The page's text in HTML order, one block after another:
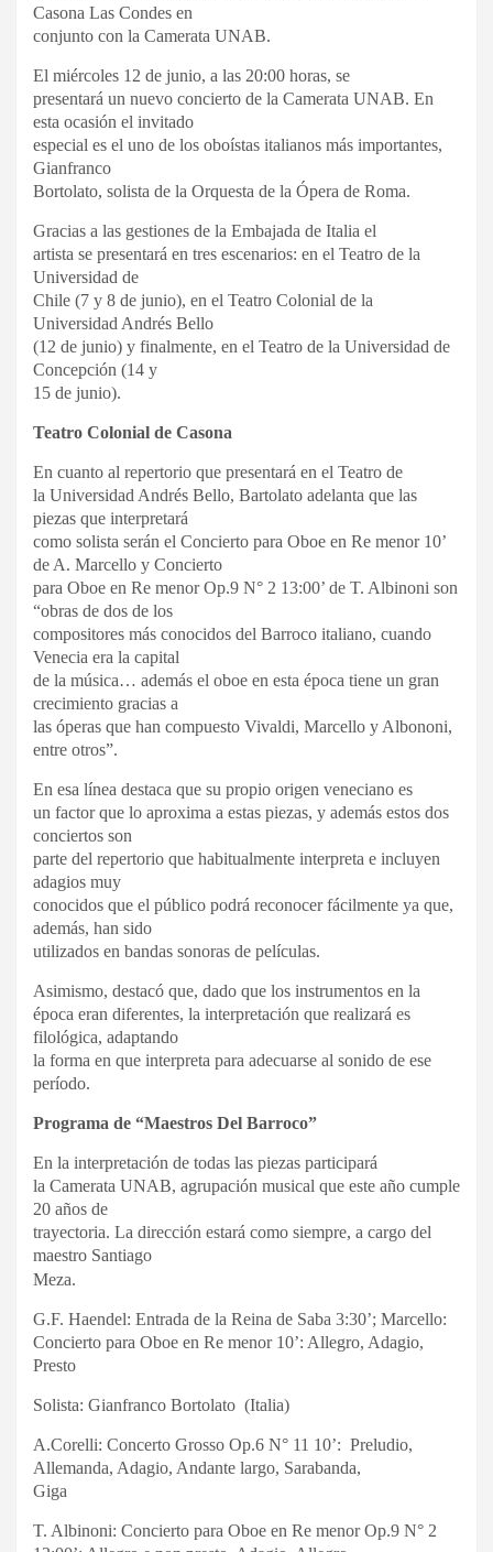
Casona Las Condes en
conjunto con la Camerata UNAB.
El miércoles 12 de junio, a las 20:00 horas, se
presentará un nuevo concierto de la Camerata UNAB. En
esta ocasión el invitado
especial es el uno de los oboístas italianos más importantes,
Gianfranco
Bortolato, solista de la Orquesta de la Ópera de Roma.
Gracias a las gestiones de la Embajada de Italia el
artista se presentará en tres escenarios: en el Teatro de la
Universidad de
Chile (7 y 8 de junio), en el Teatro Colonial de la
Universidad Andrés Bello
(12 de junio) y finalmente, en el Teatro de la Universidad de
Concepción (14 y
15 de junio).
Teatro Colonial de Casona
En cuanto al repertorio que presentará en el Teatro de
la Universidad Andrés Bello, Bartolato adelanta que las
piezas que interpretará
como solista serán el Concierto para Oboe en Re menor 10’
de A. Marcello y Concierto
para Oboe en Re menor Op.9 N° 2 13:00’ de T. Albinoni son
“obras de dos de los
compositores más conocidos del Barroco italiano, cuando
Venecia era la capital
de la música… además el oboe en esta época tiene un gran
crecimiento gracias a
las óperas que han compuesto Vivaldi, Marcello y Albononi,
entre otros”.
En esa línea destaca que su propio origen veneciano es
un factor que lo aproxima a estas piezas, y además estos dos
conciertos son
parte del repertorio que habitualmente interpreta e incluyen
adagios muy
conocidos que el público podrá reconocer fácilmente ya que,
además, han sido
utilizados en bandas sonoras de películas.
Asimismo, destacó que, dado que los instrumentos en la
época eran diferentes, la interpretación que realizará es
filológica, adaptando
la forma en que interpreta para adecuarse al sonido de ese
período.
Programa de “Maestros Del Barroco”
En la interpretación de todas las piezas participará
la Camerata UNAB, agrupación musical que este año cumple
20 años de
trayectoria. La dirección estará como siempre, a cargo del
maestro Santiago
Meza.
G.F. Haendel: Entrada de la Reina de Saba 3:30’; Marcello:
Concierto para Oboe en Re menor 10’: Allegro, Adagio,
Presto
Solista: Gianfranco Bortolato (Italia)
A.Corelli: Concerto Grosso Op.6 N° 11 10’: Preludio,
Allemanda, Adagio, Andante largo, Sarabanda,
Giga
T. Albinoni: Concierto para Oboe en Re menor Op.9 N° 2